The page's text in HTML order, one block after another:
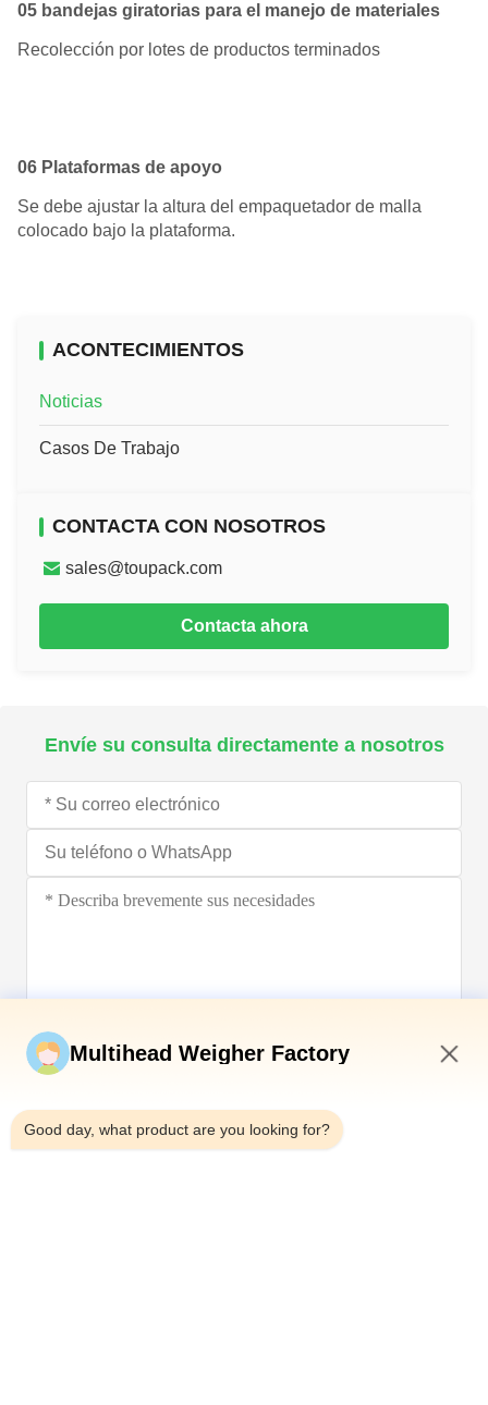
05 bandejas giratorias para el manejo de materiales
Recolección por lotes de productos terminados
06 Plataformas de apoyo
Se debe ajustar la altura del empaquetador de malla
colocado bajo la plataforma.
ACONTECIMIENTOS
Noticias
Casos De Trabajo
CONTACTA CON NOSOTROS
sales@toupack.com
Contacta ahora
Envíe su consulta directamente a nosotros
Multihead Weigher Factory
Good day, what product are you looking for?